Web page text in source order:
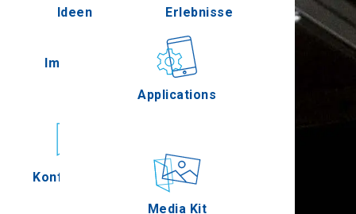
Im Freien Gastronomie
Konferenzen Ereignisse
Applications
Media Kit
Ideen Erlebnisse